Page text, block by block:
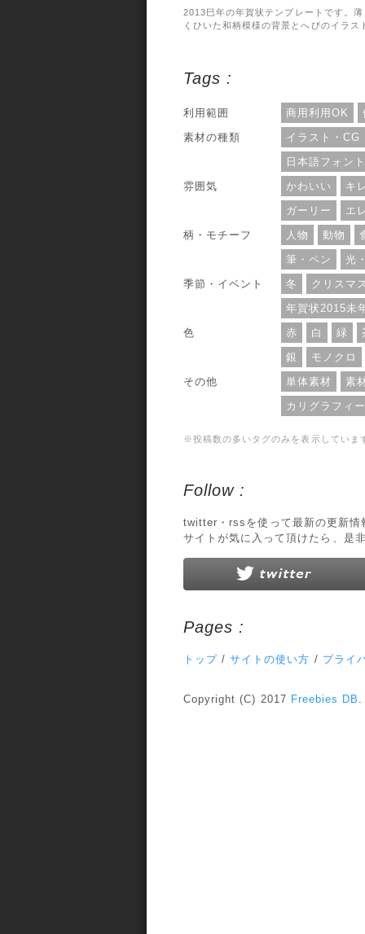
わいいデザイン
2013巳年の年賀状テンプレートです。薄
くひいた和柄模様の背景とへびのイラス
については、個人利用までとなっていま
す。
Tags :
利用範囲 商用利用OK
素材の種類
イラスト・CG
日本語フォン
雰囲気
かわいい
キ
ガーリー
エ
柄・モチーフ
人物 動物
筆・ペン
光
季節・イベント
冬
クリスマ
年賀状2015未
色
赤 白 緑
銀
モノクロ
その他
単体素材
素
カリグラフィ
※投稿数の多いタグのみを表示していま
Follow :
twitter・rssを使って最新の更新情
サイトが気に入って頂けたら、是
Pages :
トップ /サイトの使い方 / プライ
Copyright (C) 2017 Freebies DB .